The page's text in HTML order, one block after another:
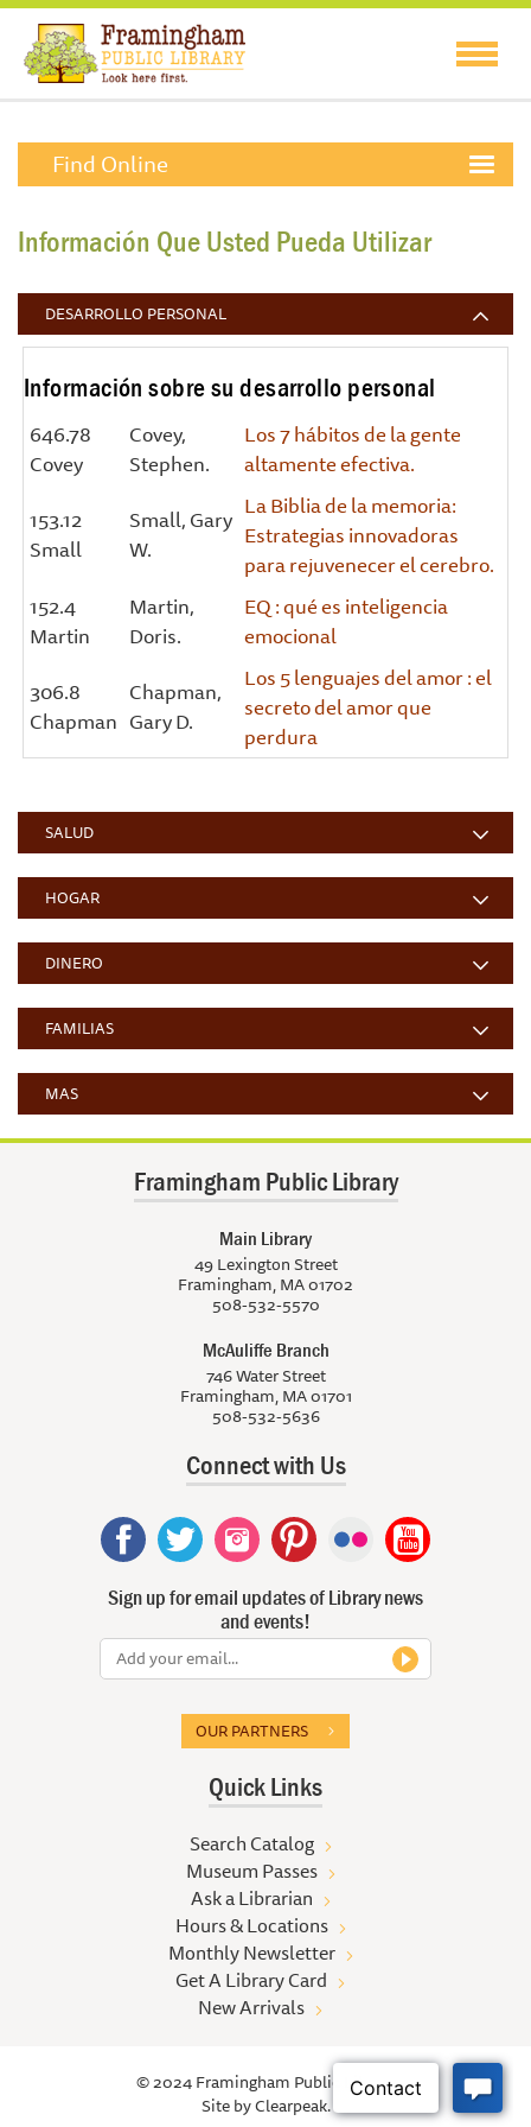
Find Online
Información Que Usted Pueda Utilizar
DESARROLLO PERSONAL
Información sobre su desarrollo personal
646.78
Covey
Covey,
Stephen.
Los 7 hábitos de la gente
altamente efectiva.
153.12
Small
Small, Gary
W.
La Biblia de la memoria:
Estrategias innovadoras
para rejuvenecer el cerebro.
152.4
Martin
Martin,
Doris.
EQ : qué es inteligencia
emocional
306.8
Chapman
Chapman,
Gary D.
Los 5 lenguajes del amor : el
secreto del amor que
perdura
SALUD
HOGAR
DINERO
FAMILIAS
MAS
Framingham Public Library
Main Library
49 Lexington Street
Framingham, MA 01702
508-532-5570
McAuliffe Branch
746 Water Street
Framingham, MA 01701
508-532-5636
Connect with Us
Sign up for email updates of Library news
and events!
OUR PARTNERS
Quick Links
Search Catalog
Museum Passes
Ask a Librarian
Hours & Locations
Monthly Newsletter
Get A Library Card
New Arrivals
© 2024 Framingham Public Library
Site byClearpeak.